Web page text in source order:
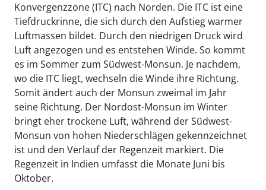
Konvergenzzone (ITC) nach Norden. Die ITC ist eine
Tiefdruckrinne, die sich durch den Aufstieg warmer
Luftmassen bildet. Durch den niedrigen Druck wird
Luft angezogen und es entstehen Winde. So kommt
es im Sommer zum Südwest-Monsun. Je nachdem,
wo die ITC liegt, wechseln die Winde ihre Richtung.
Somit ändert auch der Monsun zweimal im Jahr
seine Richtung. Der Nordost-Monsun im Winter
bringt eher trockene Luft, während der Südwest-
Monsun von hohen Niederschlägen gekennzeichnet
ist und den Verlauf der Regenzeit markiert. Die
Regenzeit in Indien umfasst die Monate Juni bis
Oktober.